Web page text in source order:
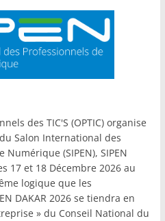
des TIC'S (OPTIC) organise
Salon International des
Numérique (SIPEN), SIPEN
17 et 18 Décembre 2026 au
logique que les
DAKAR 2026 se tiendra en
» du Conseil National du